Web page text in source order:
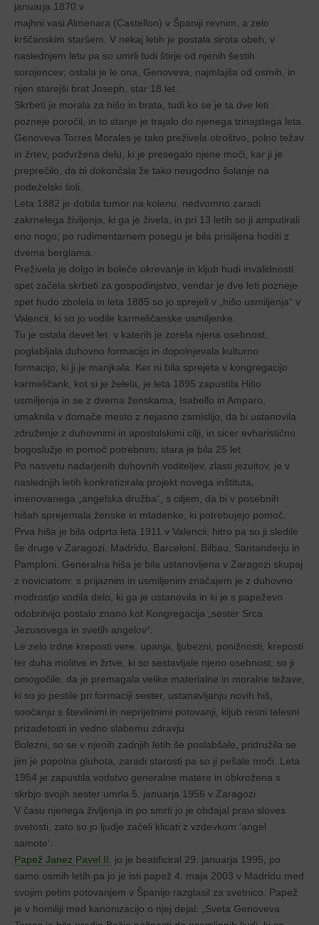
januarja 1870 v
majhni vasi Almenara (Castellon) v Španiji revnim, a zelo
krščanskim staršem. V nekaj letih je postala sirota obeh, v
naslednjem letu pa so umrli tudi štirje od njenih šestih
sorojencev; ostala je le ona, Genoveva, najmlajša od osmih, in
njen starejši brat Joseph, star 18 let.
Skrbeti je morala za hišo in brata, tudi ko se je ta dve leti
pozneje poročil, in to stanje je trajalo do njenega trinajstega leta.
Genoveva Torres Morales je tako preživela otroštvo, polno težav
in žrtev, podvržena delu, ki je presegalo njene moči, kar ji je
preprečilo, da bi dokončala že tako neugodno šolanje na
podeželski šoli.
Leta 1882 je dobila tumor na kolenu, nedvomno zaradi
zakrnelega življenja, ki ga je živela, in pri 13 letih so ji amputirali
eno nogo; po rudimentarnem posegu je bila prisiljena hoditi z
dvema berglama.
Preživela je dolgo in boleče okrevanje in kljub hudi invalidnosti
spet začela skrbeti za gospodinjstvo, vendar je dve leti pozneje
spet hudo zbolela in leta 1885 so jo sprejeli v „hišo usmiljenja“ v
Valencii, ki so jo vodile karmeličanske usmiljenke.
Tu je ostala devet let, v katerih je zorela njena osebnost,
poglabljala duhovno formacijo in dopolnjevala kulturno
formacijo, ki ji je manjkala. Ker ni bila sprejeta v kongregacijo
karmeličank, kot si je želela, je leta 1895 zapustila Hišo
usmiljenja in se z dvema ženskama, Isabello in Amparo,
umaknila v domače mesto z nejasno zamislijo, da bi ustanovila
združenje z duhovnimi in apostolskimi cilji, in sicer evharistično
bogoslužje in pomoč potrebnim; stara je bila 25 let.
Po nasvetu nadarjenih duhovnih voditeljev, zlasti jezuitov, je v
naslednjih letih konkretizirala projekt novega inštituta,
imenovanega „angelska družba“, s ciljem, da bi v posebnih
hišah sprejemala ženske in mladenke, ki potrebujejo pomoč.
Prva hiša je bila odprta leta 1911 v Valencii, hitro pa so ji sledile
še druge v Zaragozi, Madridu, Barceloni, Bilbau, Santanderju in
Pamploni. Generalna hiša je bila ustanovljena v Zaragozi skupaj
z noviciatom; s prijaznim in usmiljenim značajem je z duhovno
modrostjo vodila delo, ki ga je ustanovila in ki je s papeževo
odobritvijo postalo znano kot Kongregacija „sester Srca
Jezusovega in svetih angelov“.
Le zelo trdne kreposti vere, upanja, ljubezni, ponižnosti, kreposti
ter duha molitve in žrtve, ki so sestavljale njeno osebnost, so ji
omogočile, da je premagala velike materialne in moralne težave,
ki so jo pestile pri formaciji sester, ustanavljanju novih hiš,
soočanju s številnimi in neprijetnimi potovanji, kljub resni telesni
prizadetosti in vedno slabemu zdravju.
Bolezni, so se v njenih zadnjih letih še poslabšale, pridružila se
jim je popolna gluhota, zaradi starosti pa so ji pešale moči. Leta
1954 je zapustila vodstvo generalne matere in obkrožena s
skrbjo svojih sester umrla 5. januarja 1956 v Zaragozi.
V času njenega življenja in po smrti jo je obdajal pravi sloves
svetosti, zato so jo ljudje začeli klicati z vzdevkom ‘angel
samote’.
Papež Janez Pavel II.
jo je beatificiral 29. januarja 1995, po
samo osmih letih pa jo je isti papež 4. maja 2003 v Madridu med
svojim petim potovanjem v Španijo razglasil za svetnico. Papež
je v homiliji med kanonizacijo o njej dejal: „Sveta Genoveva